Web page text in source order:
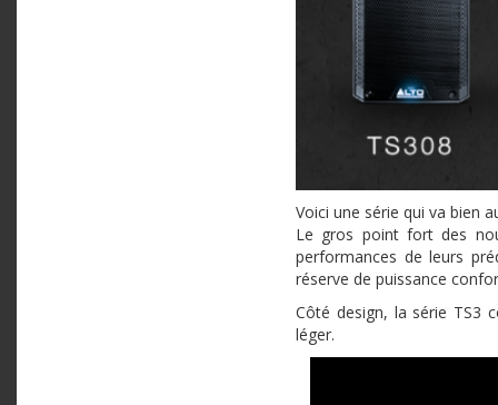
Voici une série qui va bien
Le gros point fort des
performances de leurs
réserve de puissance
Côté design, la série TS3
léger.